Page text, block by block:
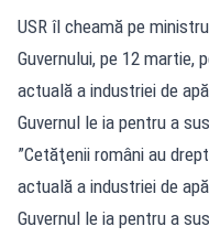
USR îl cheamă pe
Guvernului, pe 12 martie,
actuală a industriei de
Guvernul le ia pentru a
”Cetăţenii români au
actuală a industriei de
Guvernul le ia pentru a